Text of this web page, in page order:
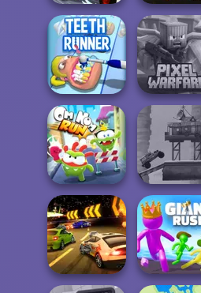
Nitro Tuk Tuk Mr. Racer
Teeth Runner
Minecraft Pixel
Warfare
Om Nom Run
Post
Truck Trial